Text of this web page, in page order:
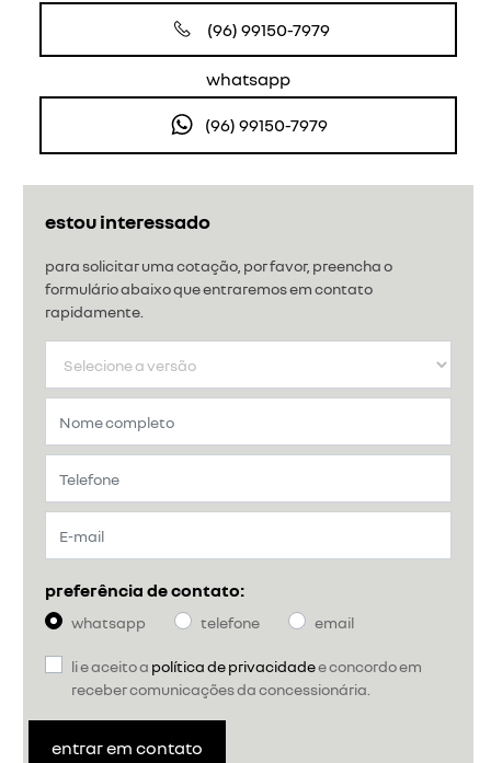
estou interessado
para solicitar uma cotação, por favor, preencha o
formulário abaixo que entraremos em contato
rapidamente.
preferência de contato:
whatsapp telefone email
li e aceito a política de privacidadee concordo em
receber comunicações da concessionária.
entrar em contato
(96) 99150-7979
whatsapp
(96) 99150-7979